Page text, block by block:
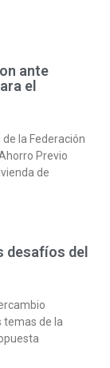
ante
el
la Federación
Previo
de
desafíos del
temas de la